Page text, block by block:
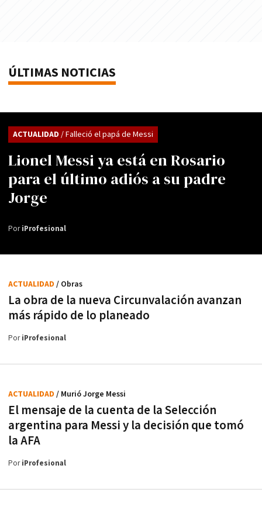
ÚLTIMAS NOTICIAS
Lionel Messi ya está en Rosario
para el último adiós a su padre
Jorge
ACTUALIDAD / Falleció el papá de Messi
PoriProfesional
La obra de la nueva Circunvalación avanzan
más rápido de lo planeado
ACTUALIDAD / Obras
PoriProfesional
El mensaje de la cuenta de la Selección
argentina para Messi y la decisión que tomó
la AFA
ACTUALIDAD / Murió Jorge Messi
PoriProfesional